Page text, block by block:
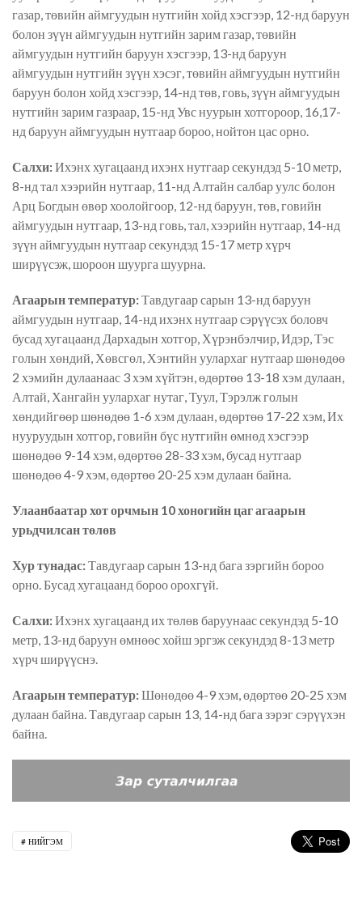
газар, төвийн аймгуудын нутгийн хойд хэсгээр, 12-нд баруун
болон зүүн аймгуудын нутгийн зарим газар, төвийн
аймгуудын нутгийн баруун хэсгээр, 13-нд баруун
аймгуудын нутгийн зүүн хэсэг, төвийн аймгуудын нутгийн
баруун болон хойд хэсгээр, 14-нд төв, говь, зүүн аймгуудын
нутгийн зарим газраар, 15-нд Увс нуурын хотгороор, 16,17-
нд баруун аймгуудын нутгаар бороо, нойтон цас орно.
Салхи:Ихэнх хугацаанд ихэнх нутгаар секундэд 5-10 метр,
8-нд тал хээрийн нутгаар, 11-нд Алтайн салбар уулс болон
Арц Богдын өвөр хоолойгоор, 12-нд баруун, төв, говийн
аймгуудын нутгаар, 13-нд говь, тал, хээрийн нутгаар, 14-нд
зүүн аймгуудын нутгаар секундэд 15-17 метр хүрч
ширүүсэж, шороон шуурга шуурна.
Агаарын температур:Тавдугаар сарын 13-нд баруун
аймгуудын нутгаар, 14-нд ихэнх нутгаар сэрүүсэх боловч
бусад хугацаанд Дархадын хотгор, Хүрэнбэлчир, Идэр, Тэс
голын хөндий, Хөвсгөл, Хэнтийн уулархаг нутгаар шөнөдөө
2 хэмийн дулаанаас 3 хэм хүйтэн, өдөртөө 13-18 хэм дулаан,
Алтай, Хангайн уулархаг нутаг, Туул, Тэрэлж голын
хөндийгөөр шөнөдөө 1-6 хэм дулаан, өдөртөө 17-22 хэм, Их
нууруудын хотгор, говийн бүс нутгийн өмнөд хэсгээр
шөнөдөө 9-14 хэм, өдөртөө 28-33 хэм, бусад нутгаар
шөнөдөө 4-9 хэм, өдөртөө 20-25 хэм дулаан байна.
Улаанбаатар хот орчмын 10 хоногийн цаг агаарын
урьдчилсан төлөв
Хур тунадас:Тавдугаар сарын 13-нд бага зэргийн бороо
орно. Бусад хугацаанд бороо орохгүй.
Салхи:Ихэнх хугацаанд их төлөв баруунаас секундэд 5-10
метр, 13-нд баруун өмнөөс хойш эргэж секундэд 8-13 метр
хүрч ширүүснэ.
Агаарын температур:Шөнөдөө 4-9 хэм, өдөртөө 20-25 хэм
дулаан байна. Тавдугаар сарын 13, 14-нд бага зэрэг сэрүүхэн
байна.
НИЙГЭМ